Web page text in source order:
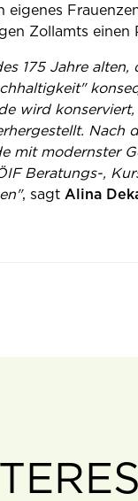
eigenes
Zollamts einen
175 Jahre
wird
Nach
mit modernster
Beratungs-,
, sagtAlina